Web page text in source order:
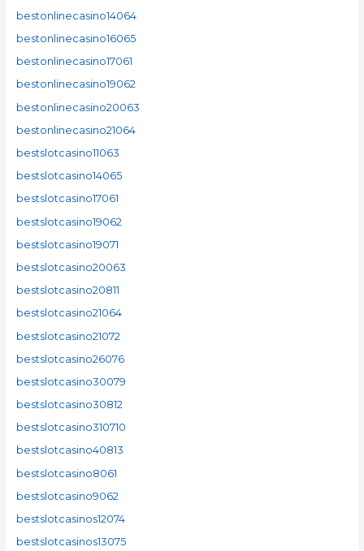
bestonlinecasino14064
bestonlinecasino16065
bestonlinecasino17061
bestonlinecasino19062
bestonlinecasino20063
bestonlinecasino21064
bestslotcasino11063
bestslotcasino14065
bestslotcasino17061
bestslotcasino19062
bestslotcasino19071
bestslotcasino20063
bestslotcasino20811
bestslotcasino21064
bestslotcasino21072
bestslotcasino26076
bestslotcasino30079
bestslotcasino30812
bestslotcasino310710
bestslotcasino40813
bestslotcasino8061
bestslotcasino9062
bestslotcasinos12074
bestslotcasinos13075